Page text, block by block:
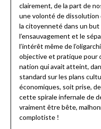
clairement, de la part de
une volonté de
la citoyenneté dans un but
l’ensauvagement et le
l’intérêt même de
objective et pratique pour
nation qui avait atteint,
standard sur les plans
économiques, soit prise,
cette spirale infernale de
vraiment être bête,
complotiste !